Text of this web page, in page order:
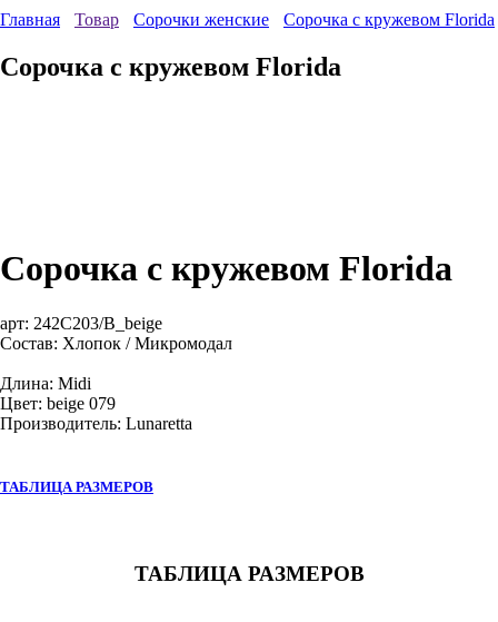
Главная Товар Сорочки женские Сорочка с кружевом Florida
Сорочка с кружевом Florida
Сорочка с кружевом Florida
арт: 242C203/B_beige
Состав: Хлопок / Микромодал
Длина: Midi
Цвет: beige 079
Производитель: Lunaretta
ТАБЛИЦА РАЗМЕРОВ
ТАБЛИЦА РАЗМЕРОВ